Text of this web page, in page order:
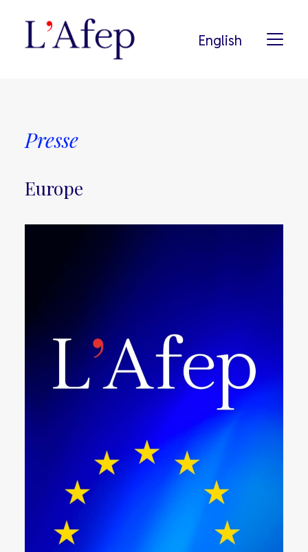
English
NOTRE HISTOIRE
PODCAST
Presse
Europe